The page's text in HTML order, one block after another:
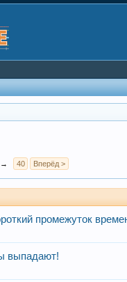
→ 40 Вперёд >
промежуток
выпадают!